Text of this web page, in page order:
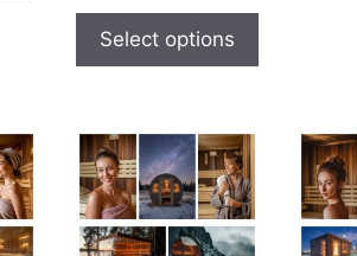
o
5
Select options